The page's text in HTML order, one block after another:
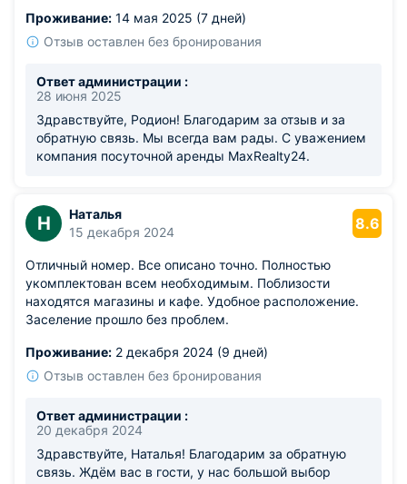
Из недостатков: диван оказался жёстким для сна.
Проживание: 14 мая 2025 (7 дней)
Отзыв оставлен без бронирования
Ответ администрации :
28 июня 2025
Здравствуйте, Родион! Благодарим за отзыв и за
обратную связь. Мы всегда вам рады. С уважением
компания посуточной аренды MaxRealty24.
Н
Наталья
15 декабря 2024
8.6
Отличный номер. Все описано точно. Полностью
укомплектован всем необходимым. Поблизости
находятся магазины и кафе. Удобное расположение.
Заселение прошло без проблем.
Проживание: 2 декабря 2024 (9 дней)
Отзыв оставлен без бронирования
Ответ администрации :
20 декабря 2024
Здравствуйте, Наталья! Благодарим за обратную
связь. Ждём вас в гости, у нас большой выбор